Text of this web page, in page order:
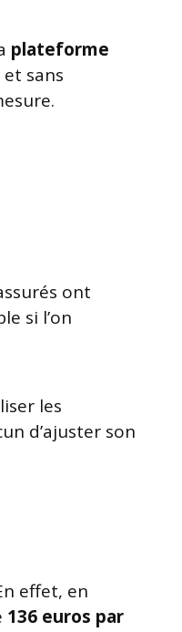
plateforme
sans
ont
si l’on
les
d’ajuster son
effet, en
136 euros par